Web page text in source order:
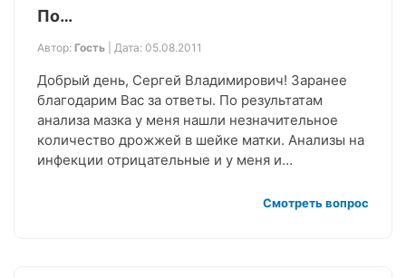
По…
Автор: Гость | Дата: 05.08.2011
Добрый день, Сергей Владимирович! Заранее
благодарим Вас за ответы. По результатам
анализа мазка у меня нашли незначительное
количество дрожжей в шейке матки. Анализы на
инфекции отрицательные и у меня и…
Смотреть вопрос